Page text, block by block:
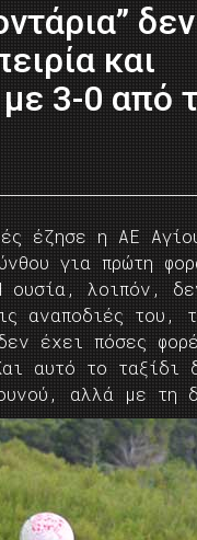
δεν
και
3-0 από
έζησε η ΑΕ
για πρώτη
ουσία, λοιπόν,
αναποδιές του,
έχει πόσες
αυτό το
αλλά με τη